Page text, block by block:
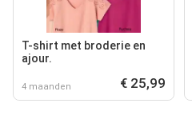
T-shirt met broderie en
ajour.
4 maanden € 25,99